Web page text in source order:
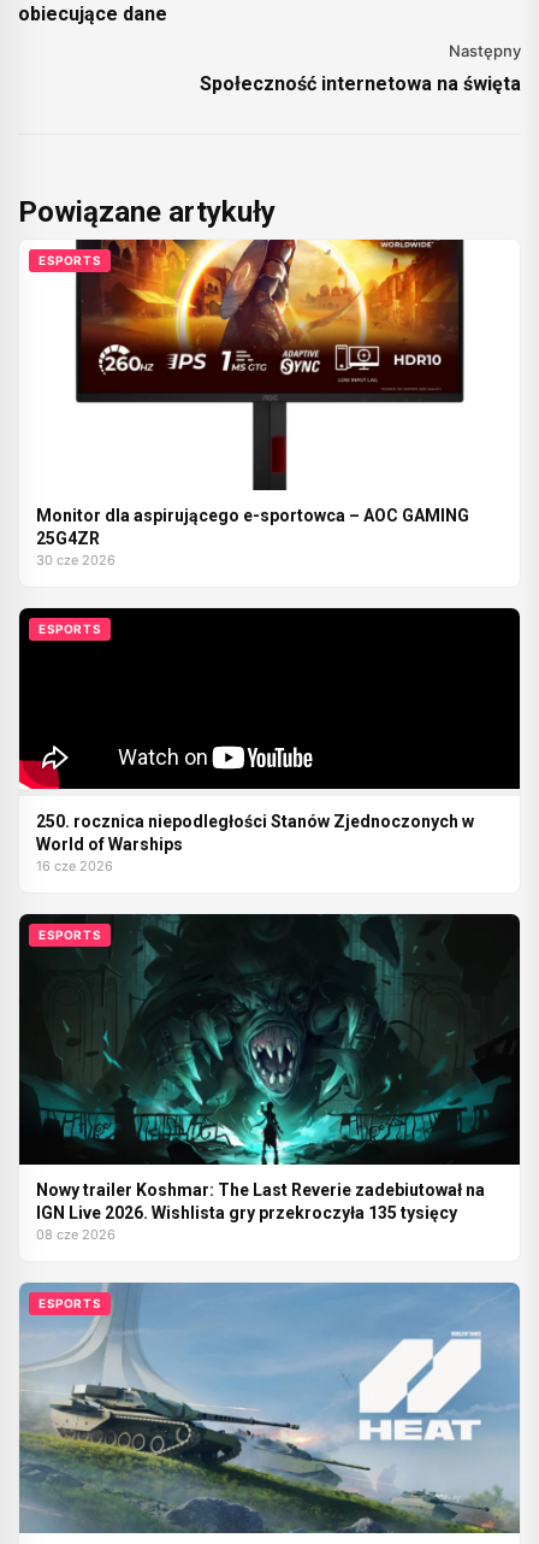
obiecujące dane
Następny
Społeczność internetowa na święta
Powiązane artykuły
ESPORTS
Monitor dla aspirującego e-sportowca – AOC GAMING
25G4ZR
30 cze 2026
ESPORTS
250. rocznica niepodległości Stanów Zjednoczonych w
World of Warships
16 cze 2026
ESPORTS
Nowy trailer Koshmar: The Last Reverie zadebiutował na
IGN Live 2026. Wishlista gry przekroczyła 135 tysięcy
08 cze 2026
ESPORTS